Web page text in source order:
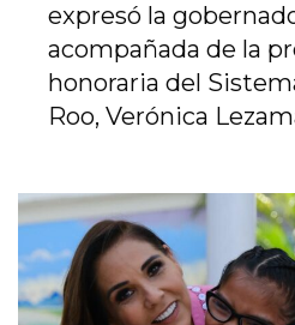
expresó la
acompañada de la
honoraria del
Roo, Verónica